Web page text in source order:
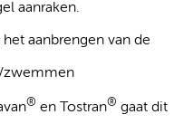
aanraken.
aanbrengen van de
zwemmen
® en Tostran® gaat dit